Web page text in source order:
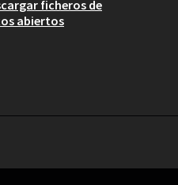
ficheros de
abiertos